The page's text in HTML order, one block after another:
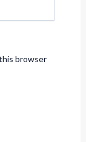
browser